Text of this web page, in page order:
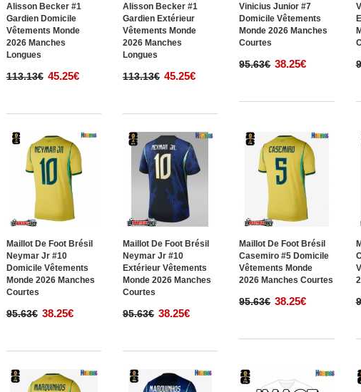
Alisson Becker #1
Gardien Domicile
Vêtements Monde
2026 Manches
Longues
113.13€ 45.25€
Alisson Becker #1
Gardien Extérieur
Vêtements Monde
2026 Manches
Longues
113.13€ 45.25€
Vinicius Junior #7
Domicile Vêtements
Monde 2026 Manches
Courtes
95.63€ 38.25€
Maillot De Foot Brésil
Neymar Jr #10
Domicile Vêtements
Monde 2026 Manches
Courtes
95.63€ 38.25€
Maillot De Foot Brésil
Neymar Jr #10
Extérieur Vêtements
Monde 2026 Manches
Courtes
95.63€ 38.25€
Maillot De Foot Brésil
Casemiro #5 Domicile
Vêtements Monde
2026 Manches Courtes
95.63€ 38.25€